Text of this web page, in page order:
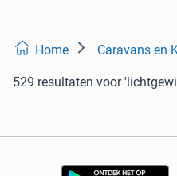
Home Caravans en
529 resultaten voor